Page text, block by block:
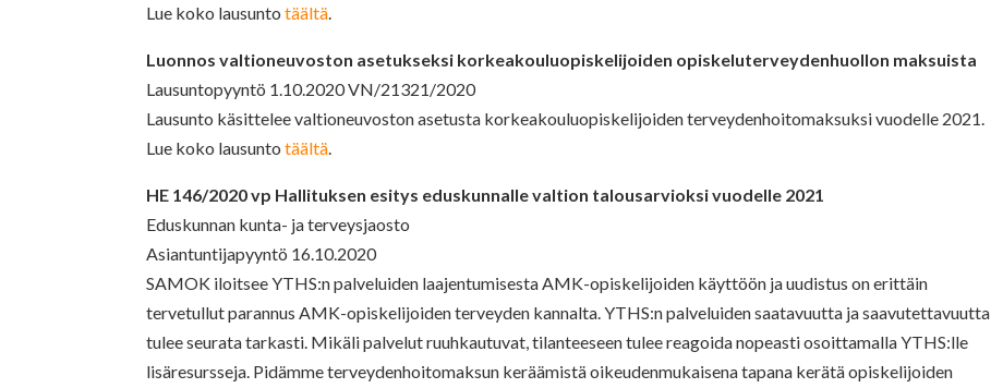
Lue koko lausuntotäältä
Luonnos valtioneuvoston asetukseksi korkeakouluopiskelijoiden opiskeluterveydenhuollon maksuista
Lausuntopyyntö 1.10.2020 VN/21321/2020
Lausunto käsittelee valtioneuvoston asetusta korkeakouluopiskelijoiden terveydenhoitomaksuksi vuodelle 2021.
Lue koko lausuntotäältä
HE 146/2020 vp Hallituksen esitys eduskunnalle valtion talousarvioksi vuodelle 2021
Eduskunnan kunta- ja terveysjaosto
Asiantuntijapyyntö 16.10.2020
SAMOK iloitsee YTHS:n palveluiden laajentumisesta AMK-opiskelijoiden käyttöön ja uudistus on erittäin
tervetullut parannus AMK-opiskelijoiden terveyden kannalta. YTHS:n palveluiden saatavuutta ja saavutettavuutta
tulee seurata tarkasti. Mikäli palvelut ruuhkautuvat, tilanteeseen tulee reagoida nopeasti osoittamalla YTHS:lle
lisäresursseja. Pidämme terveydenhoitomaksun keräämistä oikeudenmukaisena tapana kerätä opiskelijoiden